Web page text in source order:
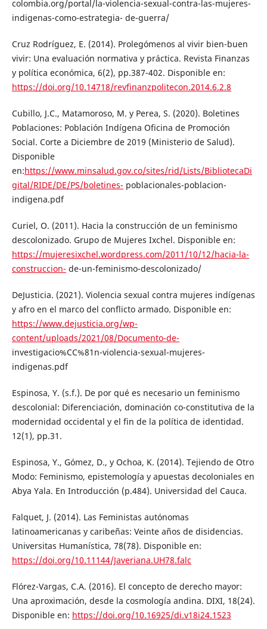
colombia.org/portal/la-violencia-sexual-contra-las-mujeres-
indigenas-como-estrategia- de-guerra/
Cruz Rodríguez, E. (2014). Prolegómenos al vivir bien-buen
vivir: Una evaluación normativa y práctica. Revista Finanzas
y política económica, 6(2), pp.387-402. Disponible en:
https://doi.org/10.14718/revfinanzpolitecon.2014.6.2.8
Cubillo, J.C., Matamoroso, M. y Perea, S. (2020). Boletines
Poblaciones: Población Indígena Oficina de Promoción
Social. Corte a Diciembre de 2019 (Ministerio de Salud).
Disponible
en:https://www.minsalud.gov.co/sites/rid/Lists/BibliotecaDi
gital/RIDE/DE/PS/boletines- poblacionales-poblacion-
indigena.pdf
Curiel, O. (2011). Hacia la construcción de un feminismo
descolonizado. Grupo de Mujeres Ixchel. Disponible en:
https://mujeresixchel.wordpress.com/2011/10/12/hacia-la-
construccion- de-un-feminismo-descolonizado/
DeJusticia. (2021). Violencia sexual contra mujeres indígenas
y afro en el marco del conflicto armado. Disponible en:
https://www.dejusticia.org/wp-
content/uploads/2021/08/Documento-de-
investigacio%CC%81n-violencia-sexual-mujeres-
indigenas.pdf
Espinosa, Y. (s.f.). De por qué es necesario un feminismo
descolonial: Diferenciación, dominación co-constitutiva de la
modernidad occidental y el fin de la política de identidad.
12(1), pp.31.
Espinosa, Y., Gómez, D., y Ochoa, K. (2014). Tejiendo de Otro
Modo: Feminismo, epistemología y apuestas decoloniales en
Abya Yala. En Introducción (p.484). Universidad del Cauca.
Falquet, J. (2014). Las Feministas autónomas
latinoamericanas y caribeñas: Veinte años de disidencias.
Universitas Humanística, 78(78). Disponible en:
https://doi.org/10.11144/Javeriana.UH78.falc
Flórez-Vargas, C.A. (2016). El concepto de derecho mayor:
Una aproximación, desde la cosmología andina. DIXI, 18(24).
Disponible en: https://doi.org/10.16925/di.v18i24.1523